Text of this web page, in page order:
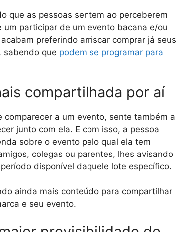
que as pessoas sentem ao perceberem
participar de um evento bacana e/ou
preferindo arriscar comprar já seus
sabendo que podem se programar para
compartilhada por aí
a um evento, sente também a
junto com ela. E com isso, a pessoa
sobre o evento pelo qual ela tem
colegas ou parentes, lhes avisando
disponível daquele lote específico.
ainda mais conteúdo para compartilhar
e seu evento.